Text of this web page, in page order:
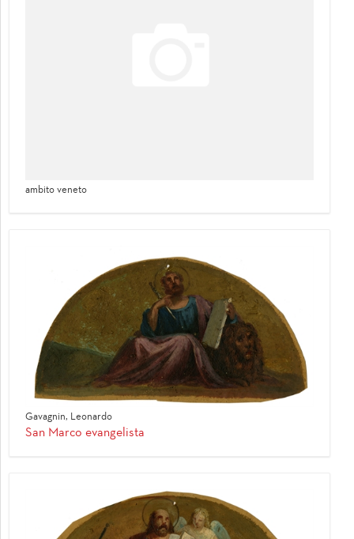
ambito veneto
Gavagnin, Leonardo
San Marco evangelista